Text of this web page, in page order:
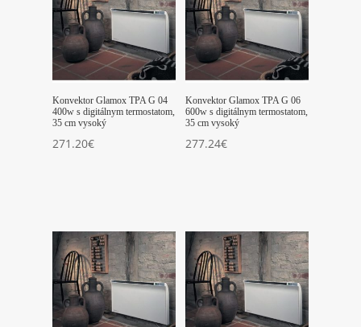
Konvektor Glamox TPA G 04
400w s digitálnym termostatom,
35 cm vysoký
271.20€
Konvektor Glamox TPA G 06
600w s digitálnym termostatom,
35 cm vysoký
277.24€